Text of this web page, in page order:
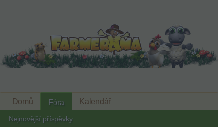
Domů Fóra
Nejnovější příspěvky
Kalendář